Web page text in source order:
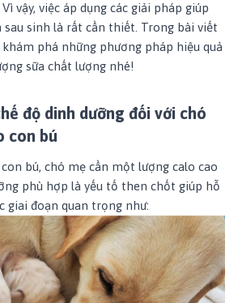
vậy, việc áp dụng các giải pháp giúp
sau sinh là rất cần thiết. Trong bài viết
khám phá những phương pháp hiệu quả
sữa chất lượng nhé!
độ dinh dưỡng đối với chó
con bú
bú, chó mẹ cần một lượng calo cao
phù hợp là yếu tố then chốt giúp hỗ
giai đoạn quan trọng như: